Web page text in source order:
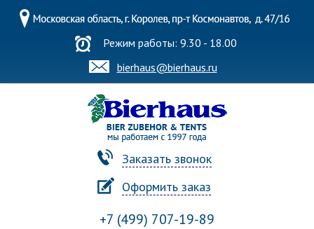
Режим работы: 9.30 - 18.00
bierhaus@bierhaus.ru
Заказать звонок
Оформить заказ
+7 (499) 707-19-89